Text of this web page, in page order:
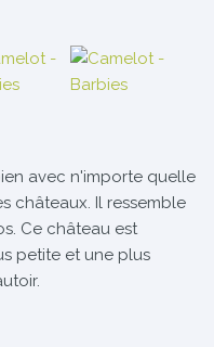
avec n'importe quelle
châteaux. Il ressemble
Ce château est
petite et une plus